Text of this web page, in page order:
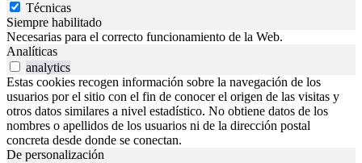
Técnicas
Siempre habilitado
Necesarias para el correcto funcionamiento de la Web.
Analíticas
analytics
Estas cookies recogen información sobre la navegación de los
usuarios por el sitio con el fin de conocer el origen de las visitas y
otros datos similares a nivel estadístico. No obtiene datos de los
nombres o apellidos de los usuarios ni de la dirección postal
concreta desde donde se conectan.
De personalización